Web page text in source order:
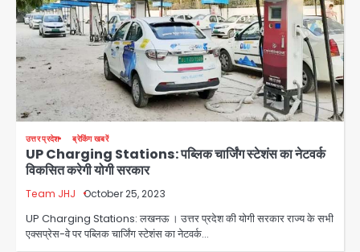
उत्तर प्रदेश ब्रेकिंग खबरें
UP Charging Stations: पब्लिक चार्जिंग स्टेशंस का नेटवर्क
विकसित करेगी योगी सरकार
Team JHJ October 25, 2023
UP Charging Stations: लखनऊ । उत्तर प्रदेश की योगी सरकार राज्य के सभी
एक्सप्रेस-वे पर पब्लिक चार्जिंग स्टेशंस का नेटवर्क…
3
मिला
Avinash Kumar
4
Noida Crime news: रेप पीड़िता
किशोरी का जिला अस्पताल में हुआ गर्भपात, उधर
सेक्टर-49 में महिला को मिली ब्लास्ट की धमकी
Avinash Kumar
Ranchi JPSC-JSSC Protest: 16वें
दिन भी आंदोलन जारी, CBI जांच और 14th
Exam रद्द करने की मांग
Avinash Kumar
Greater Noida Gas